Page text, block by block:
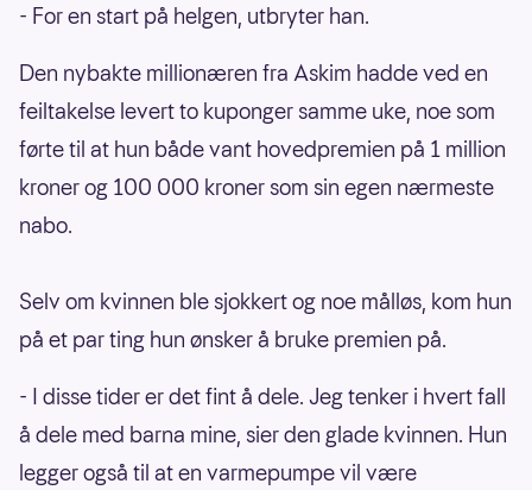
- For en start på helgen, utbryter han.
Den nybakte millionæren fra Askim hadde ved en
feiltakelse levert to kuponger samme uke, noe som
førte til at hun både vant hovedpremien på 1 million
kroner og 100 000 kroner som sin egen nærmeste
nabo.
Selv om kvinnen ble sjokkert og noe målløs, kom hun
på et par ting hun ønsker å bruke premien på.
- I disse tider er det fint å dele. Jeg tenker i hvert fall
å dele med barna mine, sier den glade kvinnen. Hun
legger også til at en varmepumpe vil være